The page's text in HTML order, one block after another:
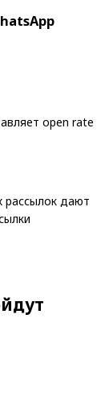
open rate
рассылок дают